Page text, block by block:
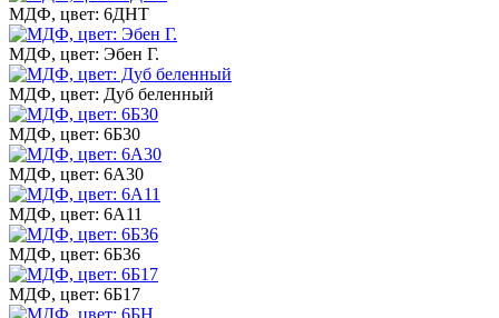
МДФ, цвет: 6ДНТ
МДФ, цвет: Эбен Г.
МДФ, цвет: Дуб беленный
МДФ, цвет: 6Б30
МДФ, цвет: 6А30
МДФ, цвет: 6А11
МДФ, цвет: 6Б36
МДФ, цвет: 6Б17